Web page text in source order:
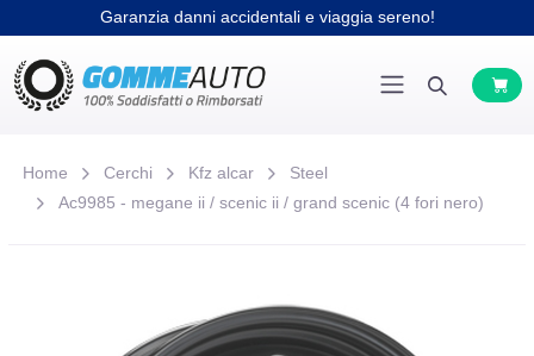
Garanzia danni accidentali e viaggia sereno!
Home Cerchi Kfz alcar
Steel
Ac9985 - megane ii / scenic ii / grand scenic (4 fori nero)